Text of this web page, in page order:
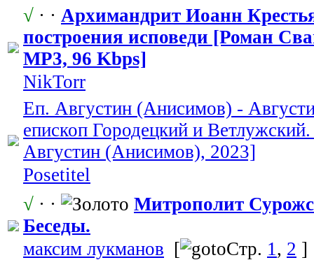
√ · · Архимандрит Иоанн
построения исповеди [Роман
MP3, 96 Kbps]
NikTorr
Еп. Августин (Анисимов) -
епископ Городецкий и
Августин (Анисимов), 2023]
Posetitel
√ · ·
Митрополит
Беседы.
максим лукманов [ Стр. 1 , 2 ]